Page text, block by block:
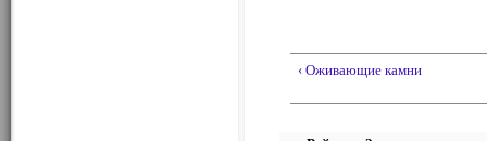
‹ Оживающие камни